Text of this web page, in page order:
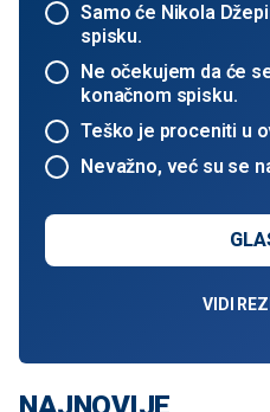
Samo će Nikola
spisku.
Ne očekujem da će
konačnom spisku.
Teško je proceniti u
Nevažno, već su se
VIDI